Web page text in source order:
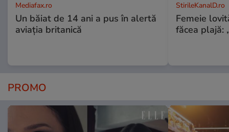
Mediafax.ro
Un băiat de 14 ani a pus în alertă
aviația britanică
StirileKanalD.ro
Femeie
făcea plajă:
PROMO